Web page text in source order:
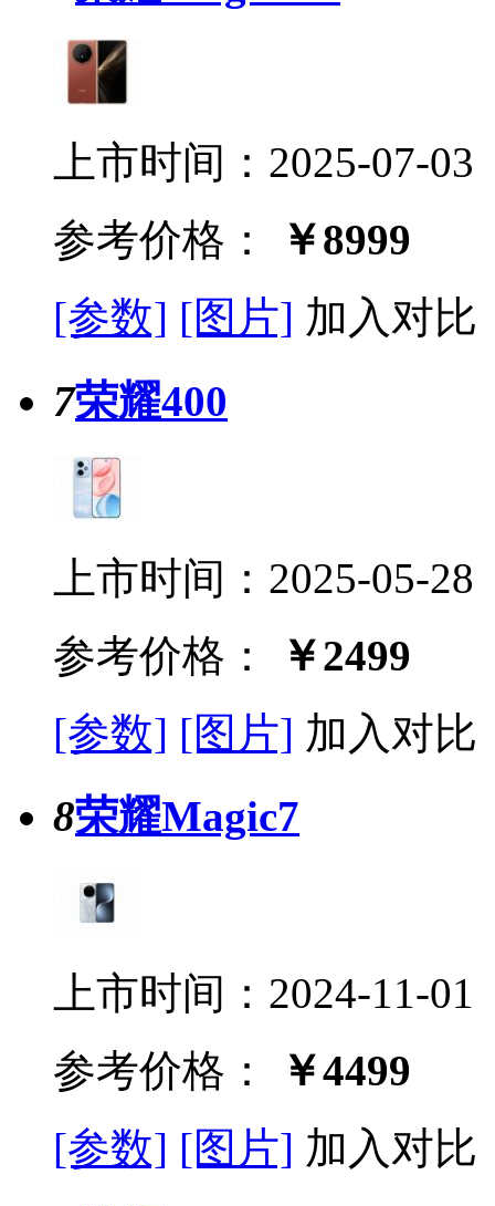
上市时间：2025-07-03
参考价格：
￥8999
[参数] [图片] 加入对比
7荣耀400
上市时间：2025-05-28
参考价格：
￥2499
[参数] [图片] 加入对比
8荣耀Magic7
上市时间：2024-11-01
参考价格：
￥4499
[参数] [图片] 加入对比